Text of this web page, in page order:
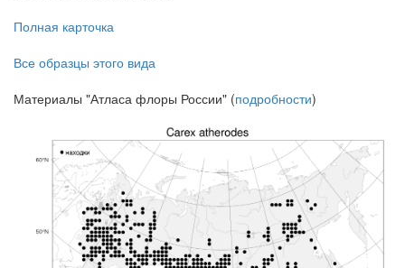
Полная карточка
Все образцы этого вида
Материалы "Атласа флоры России" (подробности)